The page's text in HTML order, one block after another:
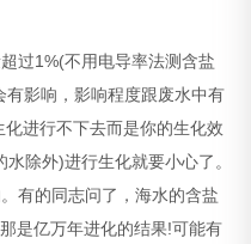
过1%(不用电导率法测含盐
影响，影响程度跟废水中有
进行不下去而是你的生化效
除外)进行生化就要小心了。
有的同志问了，海水的含盐
是亿万年进化的结果!可能有